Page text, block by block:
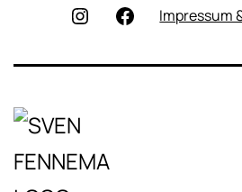
InstagramFacebook
Impressum